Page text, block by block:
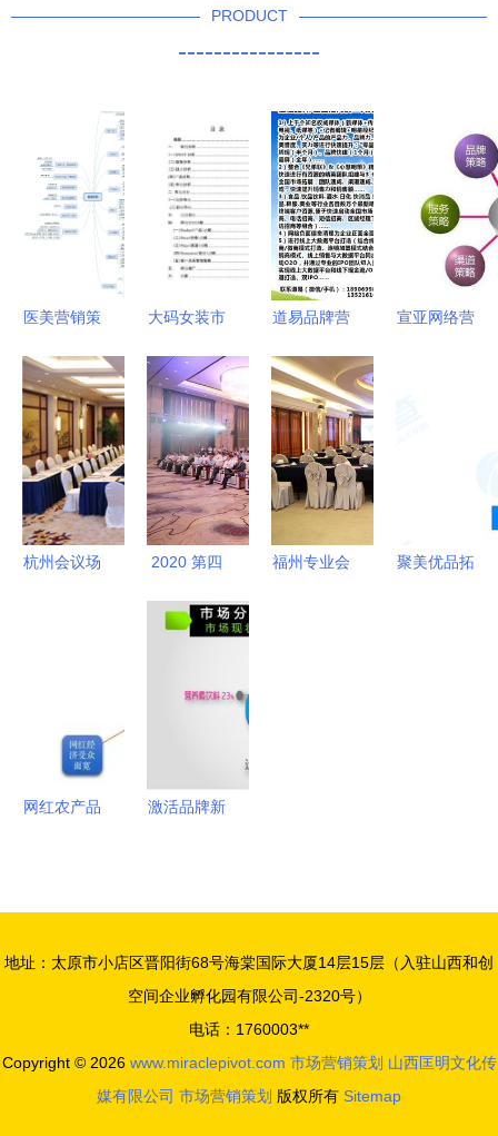
PRODUCT
----------------
医美营销策
在会议及展
览服务中的
应用
大码女装市
策划方案
道易品牌营
赋能企业增
长，构建市
场新格局
宣亚网络营
杭州会议场
营销策划的
完美融合
2020 第四
服务节在广
召开，共绘
福州专业会
聚美优品拓
网红农产品
红——营销
激活品牌新
划方案暨会
议展览服务
蓝图
地址：太原市小店区晋阳街68号海棠国际大厦14层15层（入驻山西和创
空间企业孵化园有限公司-2320号）
电话：1760003**
Copyright © 2026 www.miraclepivot.com 市场营销策划 山西匡明文化传
媒有限公司 市场营销策划 版权所有 Sitemap